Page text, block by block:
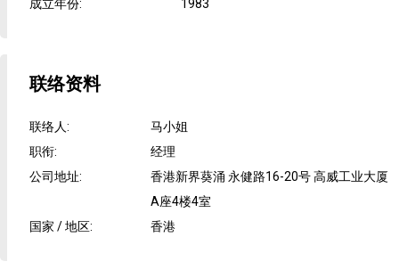
成立年份: 1983
联络资料
联络人:
马小姐
职衔:
经理
公司地址:
香港新界葵涌 永健路16-20号 高威工业大厦
A座4楼4室
国家 / 地区: 香港